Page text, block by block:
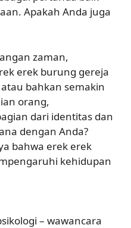
Apakah Anda juga
zaman,
erek burung gereja
bahkan semakin
orang,
dari identitas dan
dengan Anda?
bahwa erek erek
kehidupan
– wawancara